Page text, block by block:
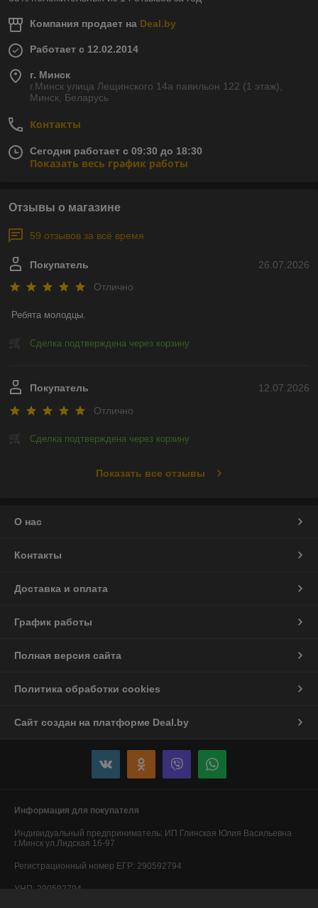
Компания продает на Deal.by
Работает с 12.02.2014
г. Минск
г.Минск улица Лещинского 14а павильон 122 (1 этаж),
Минск, Беларусь
Контакты
Сегодня работает с 09:30 до 18:30
Показать весь график работы
Отзывы о магазине
59 отзывов за всё время
26.07.2026
Покупатель
Отлично
Ребята молодцы.
Сделка подтверждена через корзину
12.07.2026
Покупатель
Отлично
Сделка подтверждена через корзину
Показать все отзывы
О нас
Контакты
Доставка и оплата
График работы
Полная версия сайта
Политика обработки cookies
Сайт создан на платформе Deal.by
Информация для покупателя
Индивидуальный предприниматель: ИП Глинская Юлия Васильевна
г.Минск ул.Лидская 16-97
Регистрационный номер ЕГР: 290592794
УНП: 290592794